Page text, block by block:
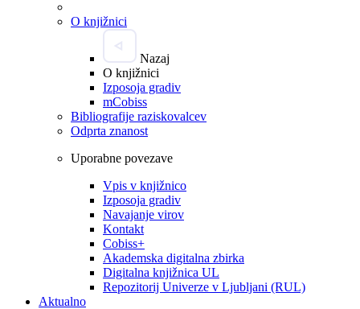
O knjižnici
Nazaj
O knjižnici
Izposoja gradiv
mCobiss
Bibliografije raziskovalcev
Odprta znanost
Uporabne povezave
Vpis v knjižnico
Izposoja gradiv
Navajanje virov
Kontakt
Cobiss+
Akademska digitalna zbirka
Digitalna knjižnica UL
Repozitorij Univerze v Ljubljani (RUL)
Aktualno